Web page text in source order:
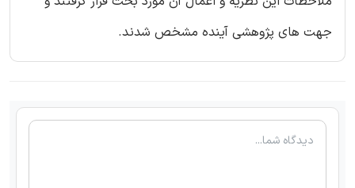
جهت های پژوهشی آینده مشخص شدند.